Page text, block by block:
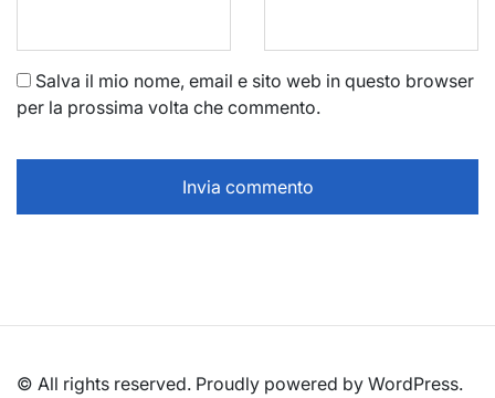
Salva il mio nome, email e sito web in questo browser
per la prossima volta che commento.
© All rights reserved. Proudly powered by WordPress.